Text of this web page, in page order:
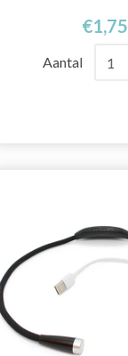
€1,75
Aantal